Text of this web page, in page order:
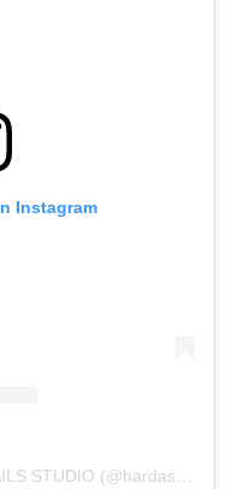
Instagram
A post shared by HARD AS NAILS STUDIO (@hardasnails_studio)